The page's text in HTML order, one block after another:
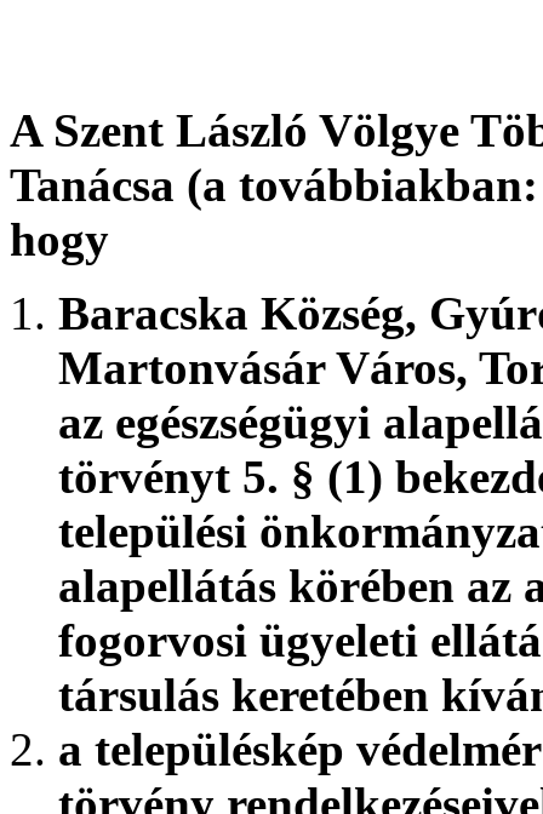
A Szent László Völgye
Tanácsa (a
hogy
Baracska Község,
Martonvásár Város,
az egészségügyi
törvényt 5. § (1)
települési
alapellátás körében az
fogorvosi ügyeleti
társulás keretében
a településkép